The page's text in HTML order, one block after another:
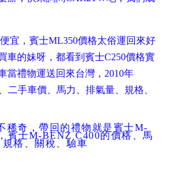
宜，賓士ML350價格太俗運回來好
車的妹呀，都看到賓士C250價格實
當禮物運送回來台灣，2010年
二手車價、馬力、排氣量、規格、
稀奇，帶回的禮物就是賓士M-
賓士M-BENZ C400的價格、馬
格、關稅、驗車